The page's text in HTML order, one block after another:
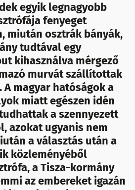
egyik legnagyobb
fenyeget
miután osztrák bányák,
tudtával egy
kihasználva mérgező
murvát szállítottak
A magyar hatóságok a
miatt egészen idén
a szennyezett
azokat ugyanis nem
a választás után a
közleményéből
a Tisza-kormány
az embereket igazán